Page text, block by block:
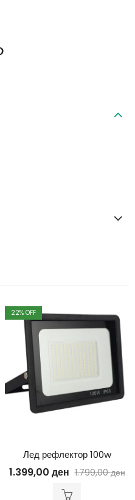
22% OFF
Лед рефлектор 100w
1.399,00 ден 1.799,00ден